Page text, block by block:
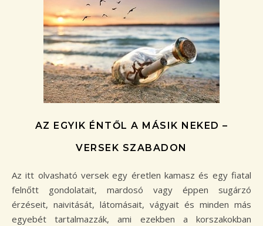
AZ EGYIK ÉNTŐL A MÁSIK NEKED –
VERSEK SZABADON
Az itt olvasható versek egy éretlen kamasz és egy fiatal
felnőtt gondolatait, mardosó vagy éppen sugárzó
érzéseit, naivitását, látomásait, vágyait és minden más
egyebét tartalmazzák, ami ezekben a korszakokban